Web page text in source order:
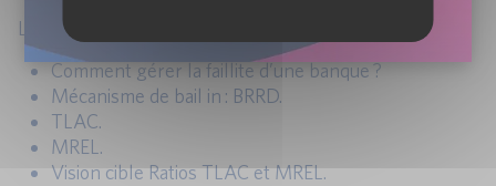
Les limites Grands Risques, TLAC & MREL :
Comment gérer la faillite d’une banque ?
Mécanisme de bail in : BRRD.
TLAC.
MREL.
Vision cible Ratios TLAC et MREL.